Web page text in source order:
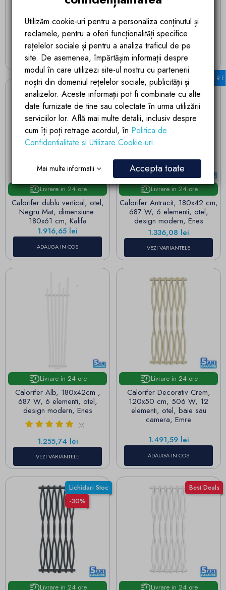
design modern, Enes
Pret
1.373,35 lei
ADAUGA IN COS
107, 123 cm, Ego- Alesia,
(6)
Pret
1.197,42 lei
VEZI VARIANTELE
Livrare in 24 ore
Calorifer dublu vertical, otel,
Negru Mat, dimensiune:
180x61 cm, Kalifa
Pret
1.916,65 lei
ADAUGA IN COS
Livrare in 24 ore
Calorifer Antracit, 180x42 cm,
687 W, 6 elementi, otel,
design modern, Enes
Pret
1.336,08 lei
VEZI VARIANTELE
Livrare in 24 ore
Calorifer Alb, 180x42cm ,
687 W, 6 elementi, otel,
design modern, Enes
(2)
Pret
1.255,74 lei
VEZI VARIANTELE
Livrare in 24 ore
Calorifer Decorativ Crem,
120x50 cm, 506 W, 12
elementi, otel, baie sau
camera, Emre
Pret
1.491,59 lei
ADAUGA IN COS
Lichidari Stoc
-30%
Livrare in 24 ore
Best Deals
Livrare in 24 ore
Utilizăm cookie-uri pentru a personaliza conținutul și
reclamele, pentru a oferi funcționalități specifice
rețelelor sociale și pentru a analiza traficul de pe
site. De asemenea, împărtășim informații despre
modul în care utilizezi site-ul nostru cu partenerii
noștri din domeniul rețelelor sociale, publicității și
analizelor. Aceste informații pot fi combinate cu alte
date furnizate de tine sau colectate în urma utilizării
serviciilor lor. Află mai multe detalii, inclusiv despre
cum îți poți retrage acordul, în Politica de
Confidentialitate si Utilizare Cookie-uri.
Mai multe informatii Accepta toate
FILTRE